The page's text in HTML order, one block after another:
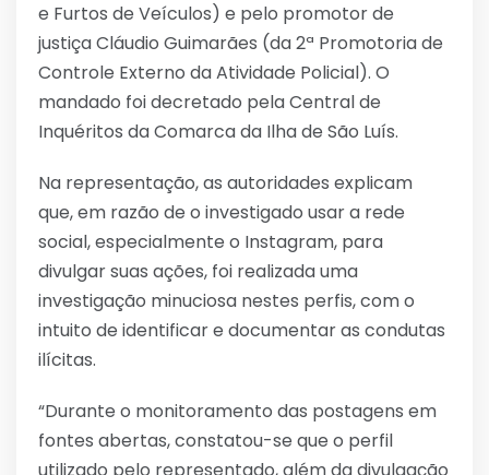
e Furtos de Veículos) e pelo promotor de
justiça Cláudio Guimarães (da 2ª Promotoria de
Controle Externo da Atividade Policial). O
mandado foi decretado pela Central de
Inquéritos da Comarca da Ilha de São Luís.
Na representação, as autoridades explicam
que, em razão de o investigado usar a rede
social, especialmente o Instagram, para
divulgar suas ações, foi realizada uma
investigação minuciosa nestes perfis, com o
intuito de identificar e documentar as condutas
ilícitas.
“Durante o monitoramento das postagens em
fontes abertas, constatou-se que o perfil
utilizado pelo representado, além da divulgação